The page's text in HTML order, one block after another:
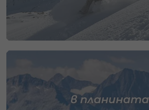
в планината